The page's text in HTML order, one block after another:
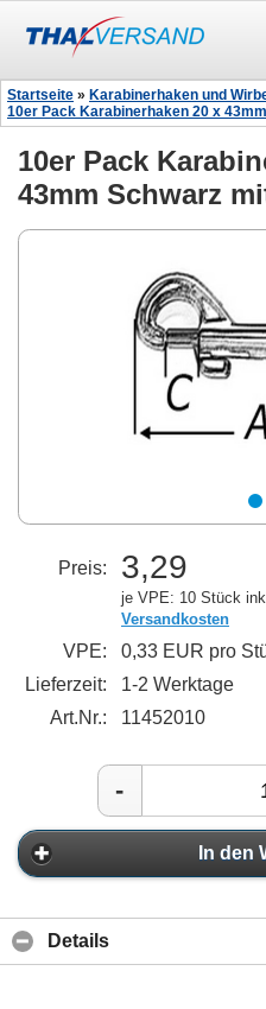
Startseite » Karabinerhaken und
10er Pack Karabinerhaken 20 x
10er Pack
43mm Schwarz
Preis: 3,29
je VPE: 10 Stück
Versandkosten
VPE:
0,33 EUR pro
Lieferzeit:
1-2 Werktage
Art.Nr.:
11452010
-
In den
Details